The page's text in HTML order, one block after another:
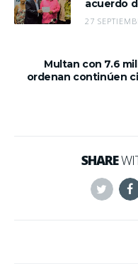
acuerdo
27
Multan con 7.6
ordenan continúen
SHARE